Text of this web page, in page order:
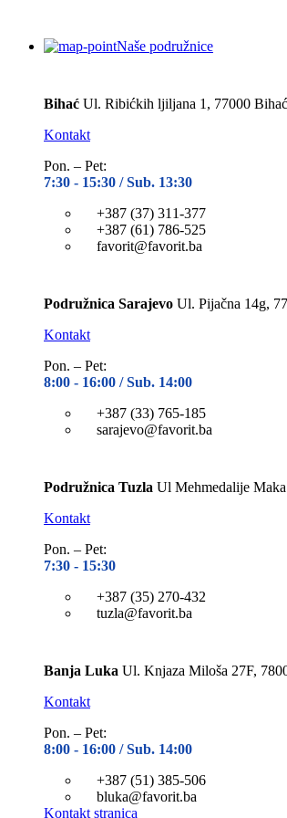
Naše podružnice
Bihać Ul. Ribićkih ljiljana 1, 77000 Bihać
Kontakt
Pon. – Pet:
7:30 - 15:30 / Sub. 13:30
+387 (37) 311-377
+387 (61) 786-525
favorit@favorit.ba
Podružnica Sarajevo Ul. Pijačna 14g,
Kontakt
Pon. – Pet:
8:00 - 16:00 / Sub. 14:00
+387 (33) 765-185
sarajevo@favorit.ba
Podružnica Tuzla Ul Mehmedalije
Kontakt
Pon. – Pet:
7:30 - 15:30
+387 (35) 270-432
tuzla@favorit.ba
Banja Luka Ul. Knjaza Miloša 27F,
Kontakt
Pon. – Pet:
8:00 - 16:00 / Sub. 14:00
+387 (51) 385-506
bluka@favorit.ba
Kontakt stranica